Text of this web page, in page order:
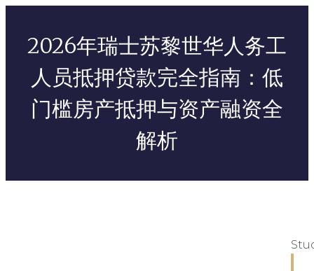
2026年瑞士苏黎世华人务工
人员抵押贷款完全指南：低
门槛房产抵押与资产融资全
解析